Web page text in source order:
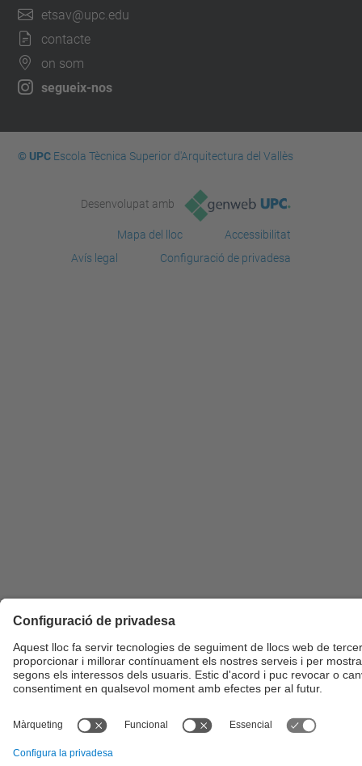
etsav@upc.edu
contacte
on som
segueix-nos
© UPCEscola Tècnica Superior d'Arquitectura del Vallès
Desenvolupat amb
Mapa del lloc
Accessibilitat
Avís legal
Configuració de privadesa